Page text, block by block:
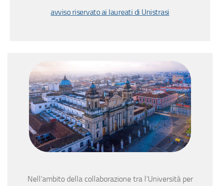
avviso riservato ai laureati di Unistrasi
Nell’ambito della collaborazione tra l’Università per